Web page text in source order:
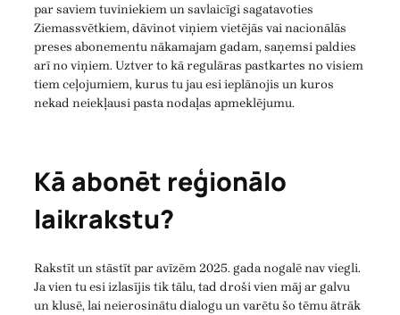
par saviem tuviniekiem un savlaicīgi sagatavoties
Ziemassvētkiem, dāvinot viņiem vietējās vai nacionālās
preses abonementu nākamajam gadam, saņemsi paldies
arī no viņiem. Uztver to kā regulāras pastkartes no visiem
tiem ceļojumiem, kurus tu jau esi ieplānojis un kuros
nekad neiekļausi pasta nodaļas apmeklējumu.
Kā abonēt reģionālo
laikrakstu?
Rakstīt un stāstīt par avīzēm 2025. gada nogalē nav viegli.
Ja vien tu esi izlasījis tik tālu, tad droši vien māj ar galvu
un klusē, lai neierosinātu dialogu un varētu šo tēmu ātrāk